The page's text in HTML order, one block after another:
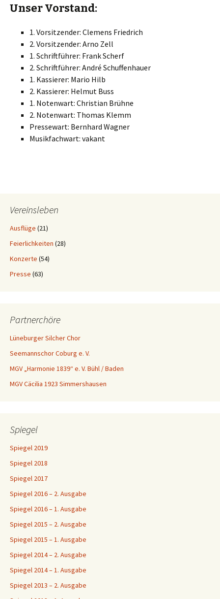
Unser Vorstand:
1. Vorsitzender: Clemens Friedrich
2. Vorsitzender: Arno Zell
1. Schriftführer: Frank Scherf
2. Schriftführer: André Schuffenhauer
1. Kassierer: Mario Hilb
2. Kassierer: Helmut Buss
1. Notenwart: Christian Brühne
2. Notenwart: Thomas Klemm
Pressewart: Bernhard Wagner
Musikfachwart: vakant
Vereinsleben
Ausflüge (21)
Feierlichkeiten (28)
Konzerte (54)
Presse (63)
Partnerchöre
Lüneburger Silcher Chor
Seemannschor Coburg e. V.
MGV „Harmonie 1839“ e. V. Bühl / Baden
MGV Cäcilia 1923 Simmershausen
Spiegel
Spiegel 2019
Spiegel 2018
Spiegel 2017
Spiegel 2016 – 2. Ausgabe
Spiegel 2016 – 1. Ausgabe
Spiegel 2015 – 2. Ausgabe
Spiegel 2015 – 1. Ausgabe
Spiegel 2014 – 2. Ausgabe
Spiegel 2014 – 1. Ausgabe
Spiegel 2013 – 2. Ausgabe